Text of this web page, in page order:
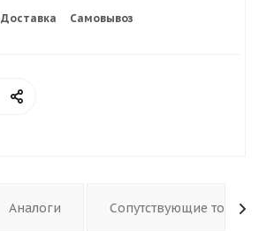
Доставка Самовывоз
Аналоги Сопутствующие товары